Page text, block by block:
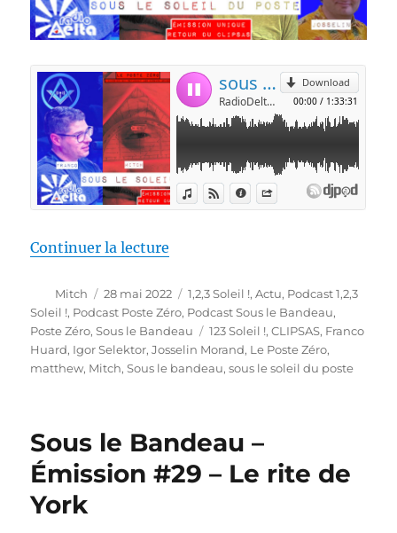
Continuer la lecture
Auteur
Mitch
Publié
le
28 mai 2022 Catégories
1,2,3 Soleil !,Actu, Podcast 1,2,3
Soleil !, Podcast Poste Zéro, Podcast Sous le Bandeau,
Poste Zéro,Sous le Bandeau Étiquettes
123 Soleil !,CLIPSAS, Franco
Huard, Igor Selektor,Josselin Morand, Le Poste Zéro,
matthew, Mitch,Sous le bandeau,sous le soleil du poste
Sous le Bandeau –
Émission #29 – Le rite de
York